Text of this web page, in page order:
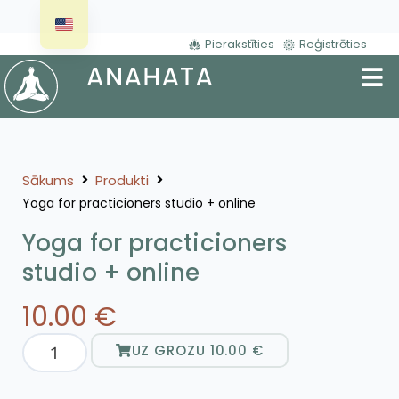
Pierakstīties Reģistrēties
Sākums Produkti
Yoga for practicioners studio + online
Yoga for practicioners
studio + online
10.00 €
UZ GROZU 10.00 €